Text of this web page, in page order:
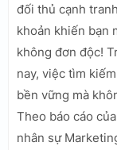
đối thủ cạnh
khoản khiến bạn
không đơn độc!
nay, việc tìm
bền vững mà
Theo báo cáo
nhân sự